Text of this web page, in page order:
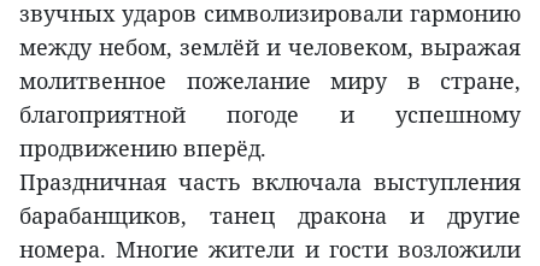
звучных ударов символизировали гармонию
между небом, землёй и человеком, выражая
молитвенное пожелание миру в стране,
благоприятной погоде и успешному
продвижению вперёд.
Праздничная часть включала выступления
барабанщиков, танец дракона и другие
номера. Многие жители и гости возложили